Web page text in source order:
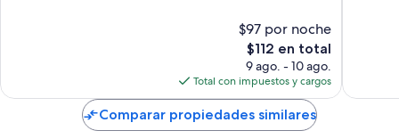
$97 por noche
El
precio
actual
es
de
$112
$112 en total
9 ago. - 10 ago.
Total con impuestos y cargos
Comparar propiedades similares